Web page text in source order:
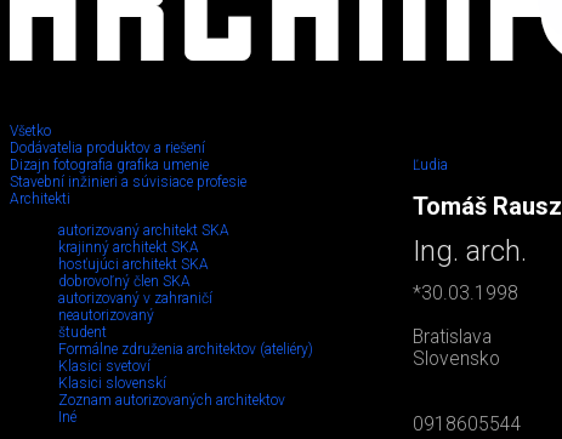
Všetko
Dodávatelia produktov a riešení
Dizajn fotografia grafika umenie
Stavební inžinieri a súvisiace profesie
Architekti
autorizovaný architekt SKA
krajinný architekt SKA
hosťujúci architekt SKA
dobrovoľný člen SKA
autorizovaný v zahraničí
neautorizovaný
študent
Formálne združenia architektov (ateliéry)
Klasici svetoví
Klasici slovenskí
Zoznam autorizovaných architektov
Iné
Ľudia
Tomáš Rausz
Ing. arch.
*30.03.1998
Bratislava
Slovensko
0918605544